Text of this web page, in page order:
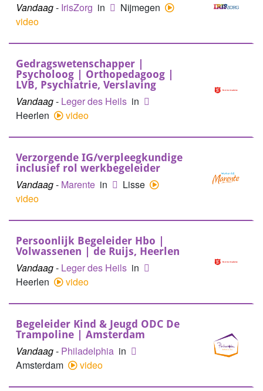
Vandaag- IrisZorg in
Nijmegen
video
Gedragswetenschapper |
Psycholoog | Orthopedagoog |
LVB, Psychiatrie, Verslaving
Vandaag- Leger des Heils in
Heerlen
video
Verzorgende IG/verpleegkundige
inclusief rol werkbegeleider
Vandaag- Marente in
Lisse
video
Persoonlijk Begeleider Hbo |
Volwassenen | de Ruijs, Heerlen
Vandaag- Leger des Heils in
Heerlen
video
Begeleider Kind & Jeugd ODC De
Trampoline | Amsterdam
Vandaag- Philadelphia in
Amsterdam
video